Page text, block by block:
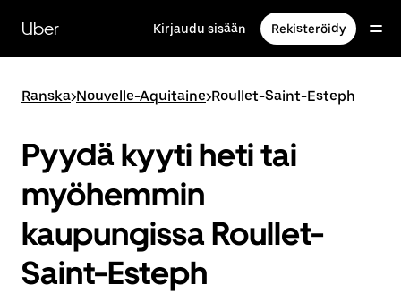
siirry
pääsisältöön
Uber Kirjaudu sisään Rekisteröidy
Ranska>Nouvelle-Aquitaine>Roullet-Saint-Esteph
Pyydä kyyti heti tai
myöhemmin
kaupungissa Roullet-
Saint-Esteph